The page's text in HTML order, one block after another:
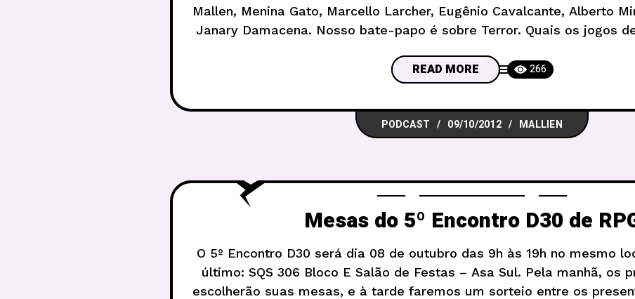
Mallen, Menina Gato, Marcello Larcher, Eugênio Cavalcante, Alberto
Janary Damacena. Nosso bate-papo é sobre Terror. Quais os jogos
do mercado?
READ MORE 266
PODCAST 09/10/2012 MALLIEN
Mesas do 5º Encontro D30 de
O 5º Encontro D30 será dia 08 de outubro das 9h às 19h no mesmo
último: SQS 306 Bloco E Salão de Festas – Asa Sul. Pela manhã, os
escolherão suas mesas, e à tarde faremos um sorteio entre os